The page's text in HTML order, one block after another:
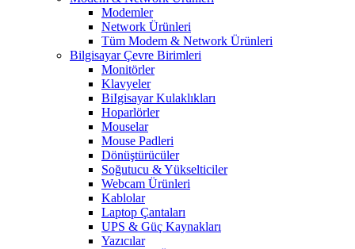
Modemler
Network Ürünleri
Tüm Modem & Network Ürünleri
Bilgisayar Çevre Birimleri
Monitörler
Klavyeler
BiIgisayar Kulaklıkları
Hoparlörler
Mouselar
Mouse Padleri
Dönüştürücüler
Soğutucu & Yükselticiler
Webcam Ürünleri
Kablolar
Laptop Çantaları
UPS & Güç Kaynakları
Yazıcılar